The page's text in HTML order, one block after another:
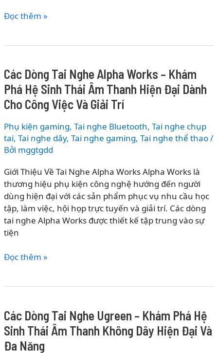
Các
–
Khám
Phá
Hệ
Sinh
Thái
Âm
Cao
Cấp
Hàng
Đầu
Thế
Giới
Đọc thêm »
Các Dòng Tai Nghe Alpha Works – Khám
Phá Hệ Sinh Thái Âm Thanh Hiện Đại Dành
Cho Công Việc Và Giải Trí
Phụ kiện gaming, Tai nghe Bluetooth, Tai nghe chụp
tai, Tai nghe dây, Tai nghe gaming, Tai nghe thể thao/
Bởi mggtgdd
Giới Thiệu Về Tai Nghe Alpha Works Alpha Works là
thương hiệu phụ kiện công nghệ hướng đến người
dùng hiện đại với các sản phẩm phục vụ nhu cầu học
tập, làm việc, hội họp trực tuyến và giải trí. Các dòng
tai nghe Alpha Works được thiết kế tập trung vào sự
tiện
Các
Works
–
Khám
Đọc thêm »
Các Dòng Tai Nghe Ugreen – Khám Phá Hệ
Sinh Thái Âm Thanh Không Dây Hiện Đại Và
Đa Năng